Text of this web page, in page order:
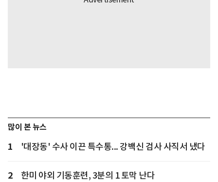
많이 본 뉴스
1 '대장동' 수사 이끈 특수통... 강백신 검사 사직서 냈다
2 한미 야외 기동훈련, 3분의 1 토막 난다